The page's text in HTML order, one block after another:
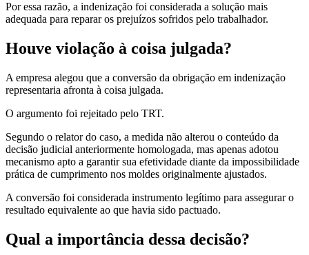
Por essa razão, a indenização foi considerada a solução mais
adequada para reparar os prejuízos sofridos pelo trabalhador.
Houve violação à coisa julgada?
A empresa alegou que a conversão da obrigação em indenização
representaria afronta à coisa julgada.
O argumento foi rejeitado pelo TRT.
Segundo o relator do caso, a medida não alterou o conteúdo da
decisão judicial anteriormente homologada, mas apenas adotou
mecanismo apto a garantir sua efetividade diante da impossibilidade
prática de cumprimento nos moldes originalmente ajustados.
A conversão foi considerada instrumento legítimo para assegurar o
resultado equivalente ao que havia sido pactuado.
Qual a importância dessa decisão?